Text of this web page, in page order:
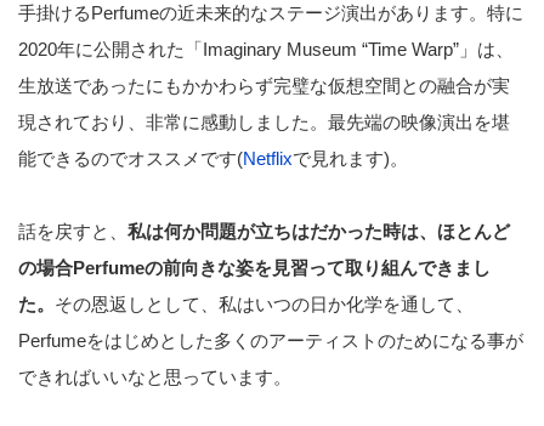
手掛けるPerfumeの近未来的なステージ演出があります。特に
2020年に公開された「Imaginary Museum “Time Warp”」は、
生放送であったにもかかわらず完璧な仮想空間との融合が実
現されており、非常に感動しました。最先端の映像演出を堪
能できるのでオススメです(Netflixで見れます)。
話を戻すと、 私は何か問題が立ちはだかった時は、ほとんど
の場合Perfumeの前向きな姿を見習って取り組んできまし
た。 その恩返しとして、私はいつの日か化学を通して、
Perfumeをはじめとした多くのアーティストのためになる事が
できればいいなと思っています。